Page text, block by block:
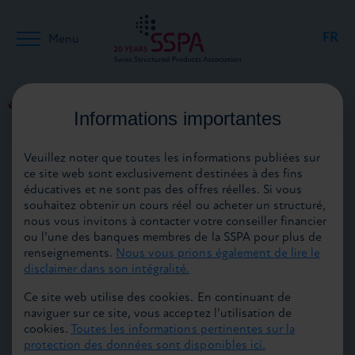
Menu FR
EN
19.08.2025
Augmentation du chiffre d’affaires par
rapport à l’année précédente pour atteindre
CHF 56 milliards au deuxième trimestre 2025
– reverse convertibles restent les pro-duits
les plus vendus avec CHF 17 milliards
Informations importantes
Veuillez noter que toutes les informations publiées sur
ce site web sont exclusivement destinées à des fins
éducatives et ne sont pas des offres réelles. Si vous
souhaitez obtenir un cours réel ou acheter un structuré,
nous vous invitons à contacter votre conseiller financier
ou l’une des banques membres de la SSPA pour plus de
renseignements. Nous vous prions également de lire le
disclaimer dans son intégralité.
Ce site web utilise des cookies. En continuant de
naviguer sur ce site, vous acceptez l’utilisation de
cookies.Toutes les informations pertinentes sur la
protection des données sont disponibles ici.